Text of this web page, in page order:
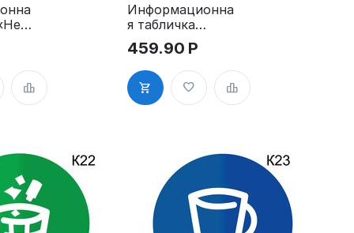
Информационна
я табличка
«Вход с
мороженым
запрещен»
пиктограмма
K18
459.90 Р